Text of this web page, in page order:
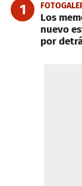
1
Los
nuevo
por